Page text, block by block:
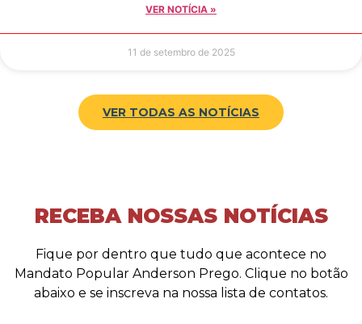
VER NOTÍCIA »
11 de setembro de 2025
VER TODAS AS NOTÍCIAS
RECEBA NOSSAS NOTÍCIAS
Fique por dentro que tudo que acontece no
Mandato Popular Anderson Prego. Clique no botão
abaixo e se inscreva na nossa lista de contatos.